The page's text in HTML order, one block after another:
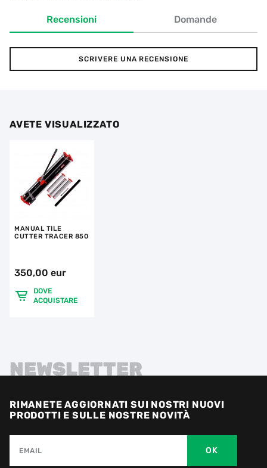
Recensioni Domande
SCRIVERE UNA RECENSIONE
AVETE VISUALIZZATO
MANUAL TILE
CUTTER TRACER 850
350,00 eur
DOVE
ACQUISTARE
NEWSLETTER
RIMANETE AGGIORNATI SUI NOSTRI NUOVI
PRODOTTI E SULLE NOSTRE NOVITÀ
EMAIL OK